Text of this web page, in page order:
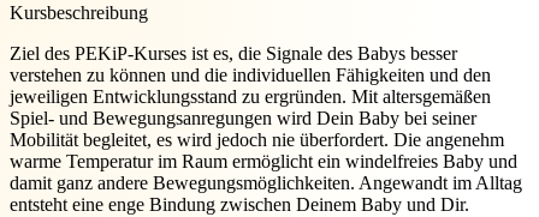
Kursbeschreibung
Ziel des PEKiP-Kurses ist es, die Signale des Babys besser
verstehen zu können und die individuellen Fähigkeiten und den
jeweiligen Entwicklungsstand zu ergründen. Mit altersgemäßen
Spiel- und Bewegungsanregungen wird Dein Baby bei seiner
Mobilität begleitet, es wird jedoch nie überfordert. Die angenehm
warme Temperatur im Raum ermöglicht ein windelfreies Baby und
damit ganz andere Bewegungsmöglichkeiten. Angewandt im Alltag
entsteht eine enge Bindung zwischen Deinem Baby und Dir.